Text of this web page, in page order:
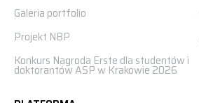
Galeria portfolio
Projekt NBP
Konkurs Nagroda Erste dla studentów i
doktorantów ASP w Krakowie 2026